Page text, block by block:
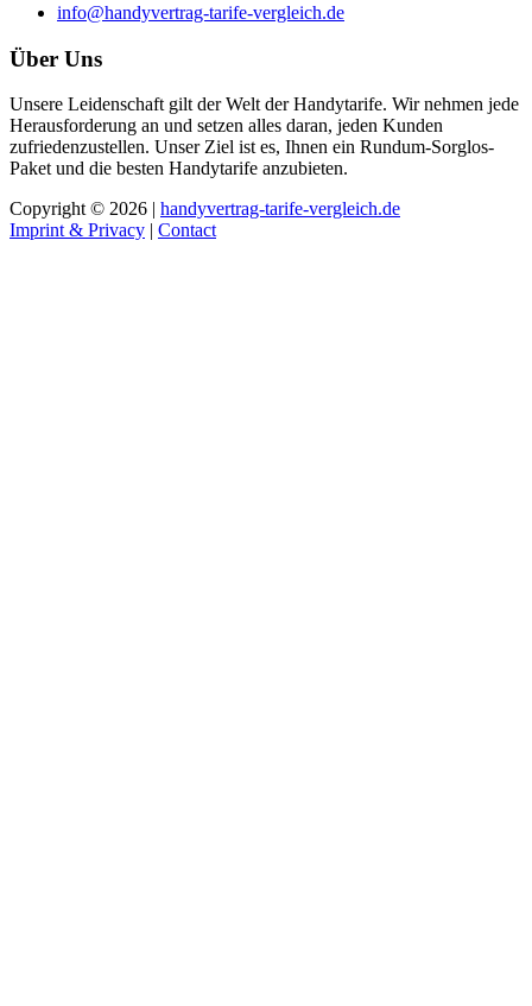
info@handyvertrag-tarife-vergleich.de
Über Uns
Unsere Leidenschaft gilt der Welt der Handytarife. Wir nehmen jede
Herausforderung an und setzen alles daran, jeden Kunden
zufriedenzustellen. Unser Ziel ist es, Ihnen ein Rundum-Sorglos-
Paket und die besten Handytarife anzubieten.
Copyright © 2026 | handyvertrag-tarife-vergleich.de
Imprint & Privacy | Contact